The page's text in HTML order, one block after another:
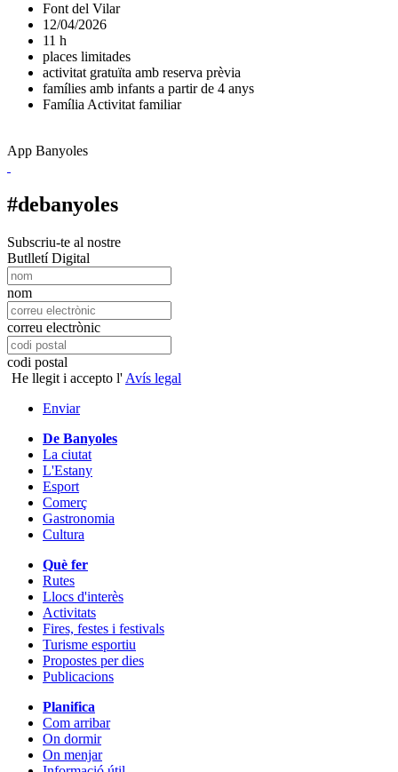
Font del Vilar
12/04/2026
11 h
places limitades
activitat gratuïta amb reserva prèvia
famílies amb infants a partir de 4 anys
FamíliaActivitat familiar
App Banyoles
#debanyoles
Subscriu-te al nostre
Butlletí Digital
nom
correu electrònic
codi postal
He llegit i accepto l' Avís legal
Enviar
De Banyoles
La ciutat
L'Estany
Esport
Comerç
Gastronomia
Cultura
Què fer
Rutes
Llocs d'interès
Activitats
Fires, festes i festivals
Turisme esportiu
Propostes per dies
Publicacions
Planifica
Com arribar
On dormir
On menjar